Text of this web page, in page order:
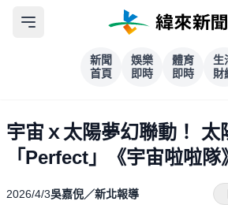
新聞
首頁
娛樂
即時
體育
即時
生
財
宇宙ｘ太陽夢幻聯動！ 太
「Perfect」《宇宙啦啦
2026/4/3吳嘉倪／新北報導